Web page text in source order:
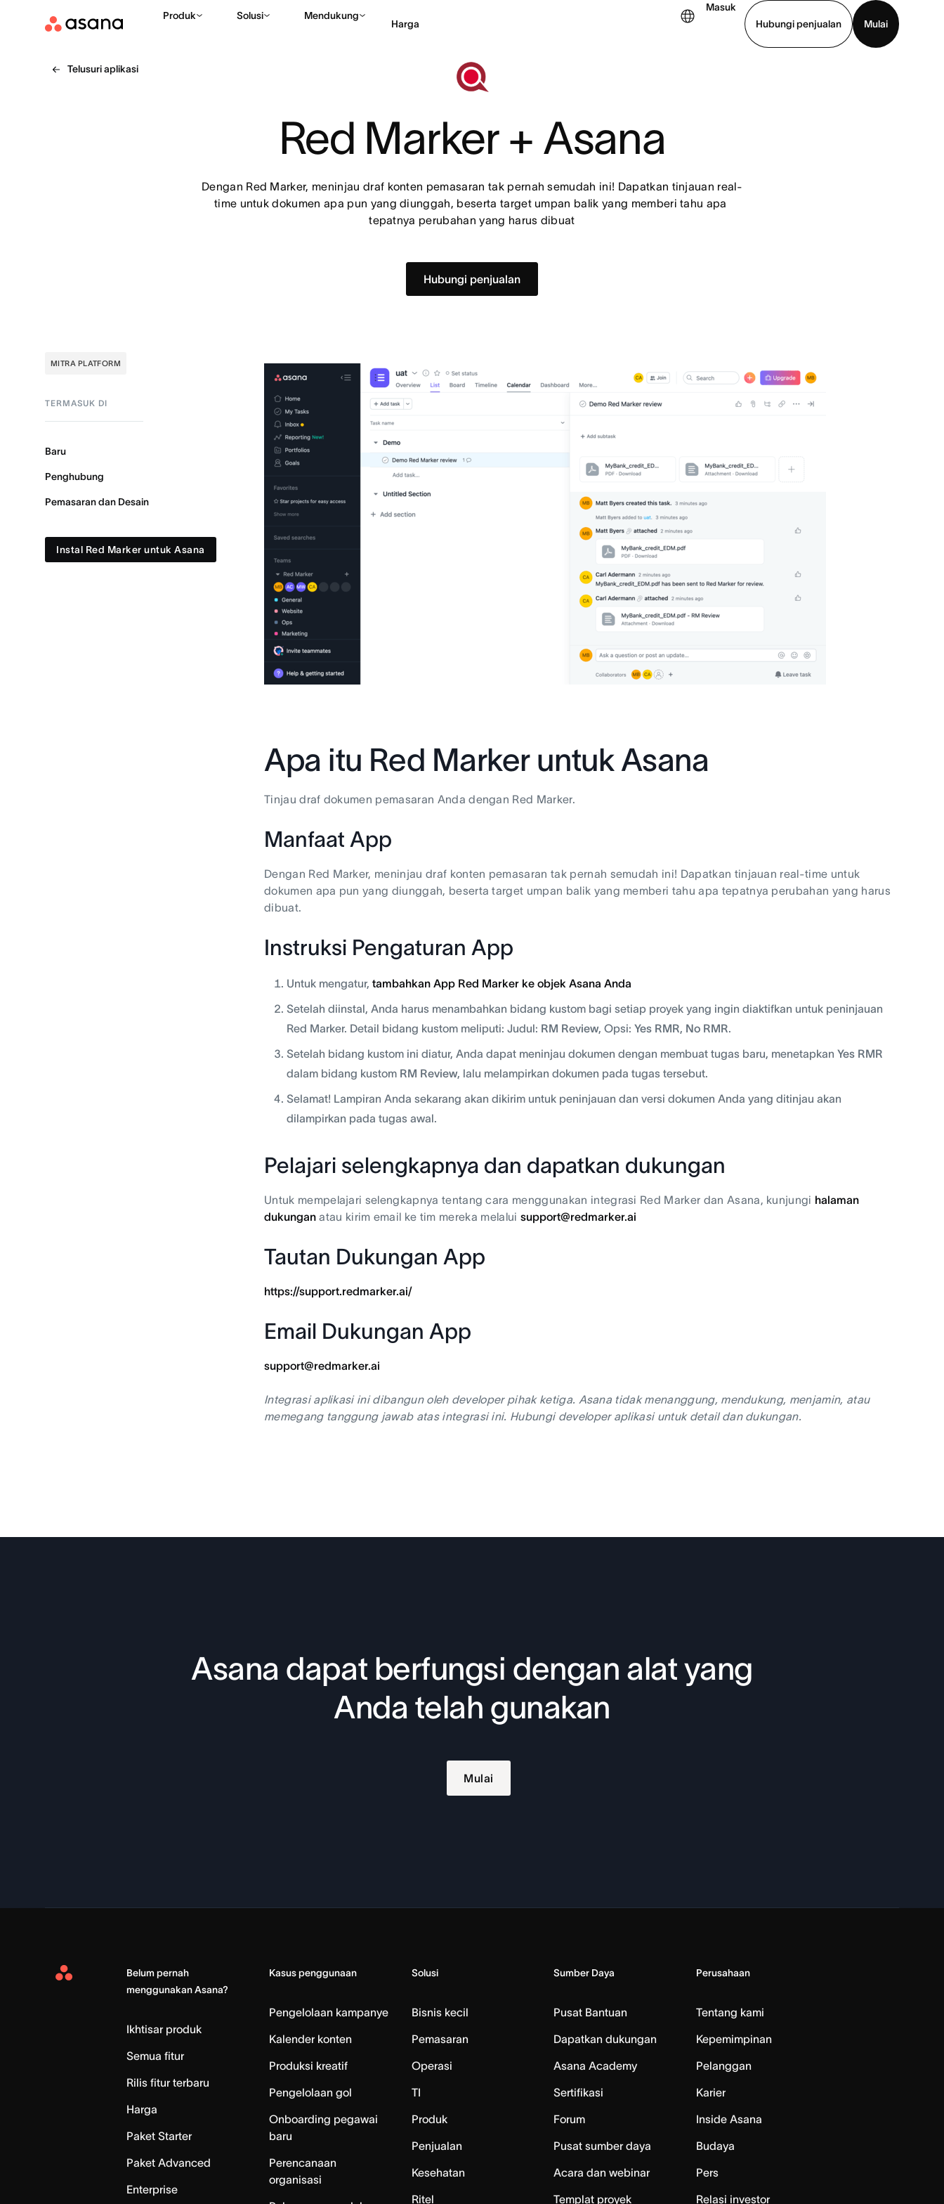
Produk Solusi Mendukung
Harga
Masuk
Hubungi penjualan
Mulai
Telusuri aplikasi
Red Marker + Asana
Dengan Red Marker, meninjau draf konten pemasaran tak pernah semudah ini! Dapatkan tinjauan real-
time untuk dokumen apa pun yang diunggah, beserta target umpan balik yang memberi tahu apa
tepatnya perubahan yang harus dibuat
Hubungi penjualan
MITRA PLATFORM
TERMASUK DI
Baru
Penghubung
Pemasaran dan Desain
Instal Red Marker untuk Asana
Apa itu Red Marker untuk Asana
Tinjau draf dokumen pemasaran Anda dengan Red Marker.
Manfaat App
Dengan Red Marker, meninjau draf konten pemasaran tak pernah semudah ini! Dapatkan tinjauan real-time untuk
dokumen apa pun yang diunggah, beserta target umpan balik yang memberi tahu apa tepatnya perubahan yang harus
dibuat.
Instruksi Pengaturan App
Untuk mengatur, tambahkan App Red Marker ke objek Asana Anda
Setelah diinstal, Anda harus menambahkan bidang kustom bagi setiap proyek yang ingin diaktifkan untuk peninjauan
Red Marker. Detail bidang kustom meliputi: Judul: RM Review, Opsi: Yes RMR, No RMR.
Setelah bidang kustom ini diatur, Anda dapat meninjau dokumen dengan membuat tugas baru, menetapkan Yes RMR
dalam bidang kustom RM Review, lalu melampirkan dokumen pada tugas tersebut.
Selamat! Lampiran Anda sekarang akan dikirim untuk peninjauan dan versi dokumen Anda yang ditinjau akan
dilampirkan pada tugas awal.
Pelajari selengkapnya dan dapatkan dukungan
Untuk mempelajari selengkapnya tentang cara menggunakan integrasi Red Marker dan Asana, kunjungi halaman
dukungan atau kirim email ke tim mereka melalui support@redmarker.ai
Tautan Dukungan App
https://support.redmarker.ai/
Email Dukungan App
support@redmarker.ai
Integrasi aplikasi ini dibangun oleh developer pihak ketiga. Asana tidak menanggung, mendukung, menjamin, atau
memegang tanggung jawab atas integrasi ini. Hubungi developer aplikasi untuk detail dan dukungan.
Asana dapat berfungsi dengan alat yang
Anda telah gunakan
Mulai
Asana
Belum pernah
menggunakan Asana?
Ikhtisar produk
Semua fitur
Rilis fitur terbaru
Harga
Paket Starter
Paket Advanced
Enterprise
Kasus penggunaan
Pengelolaan kampanye
Kalender konten
Produksi kreatif
Pengelolaan gol
Onboarding pegawai
baru
Perencanaan
organisasi
Solusi
Bisnis kecil
Pemasaran
Operasi
TI
Produk
Penjualan
Kesehatan
Ritel
Sumber Daya
Pusat Bantuan
Dapatkan dukungan
Asana Academy
Sertifikasi
Forum
Pusat sumber daya
Acara dan webinar
Templat proyek
Perusahaan
Tentang kami
Kepemimpinan
Pelanggan
Karier
Inside Asana
Budaya
Pers
Relasi investor